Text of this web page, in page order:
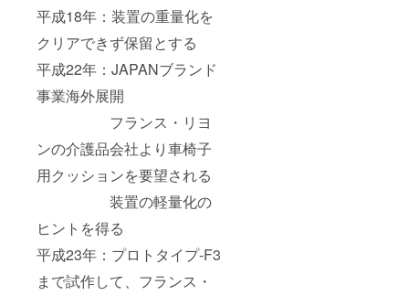
平成18年：装置の重量化を
クリアできず保留とする
平成22年：JAPANブランド
事業海外展開
フランス・リヨ
ンの介護品会社より車椅子
用クッションを要望される
装置の軽量化の
ヒントを得る
平成23年：プロトタイプ-F3
まで試作して、フランス・